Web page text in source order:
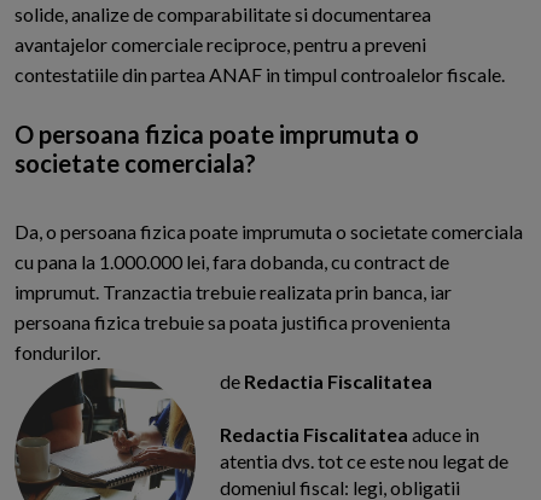
solide, analize de comparabilitate si documentarea
avantajelor comerciale reciproce, pentru a preveni
contestatiile din partea ANAF in timpul controalelor fiscale.
O persoana fizica poate imprumuta o
societate comerciala?
Da, o persoana fizica poate imprumuta o societate comerciala
cu pana la 1.000.000 lei, fara dobanda, cu contract de
imprumut. Tranzactia trebuie realizata prin banca, iar
persoana fizica trebuie sa poata justifica provenienta
fondurilor.
de Redactia Fiscalitatea
Redactia Fiscalitatea aduce in
atentia dvs. tot ce este nou legat de
domeniul fiscal: legi, obligatii